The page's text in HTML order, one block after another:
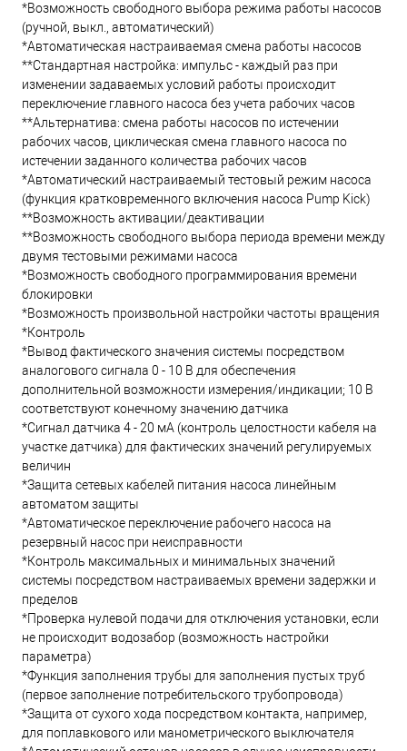
*Возможность свободного выбора режима работы насосов
(ручной, выкл., автоматический)
*Автоматическая настраиваемая смена работы насосов
**Стандартная настройка: импульс - каждый раз при
изменении задаваемых условий работы происходит
переключение главного насоса без учета рабочих часов
**Альтернатива: смена работы насосов по истечении
рабочих часов, циклическая смена главного насоса по
истечении заданного количества рабочих часов
*Автоматический настраиваемый тестовый режим насоса
(функция кратковременного включения насоса Pump Kick)
**Возможность активации/деактивации
**Возможность свободного выбора периода времени между
двумя тестовыми режимами насоса
*Возможность свободного программирования времени
блокировки
*Возможность произвольной настройки частоты вращения
*Контроль
*Вывод фактического значения системы посредством
аналогового сигнала 0 - 10 В для обеспечения
дополнительной возможности измерения/индикации; 10 В
соответствуют конечному значению датчика
*Сигнал датчика 4 - 20 мА (контроль целостности кабеля на
участке датчика) для фактических значений регулируемых
величин
*Защита сетевых кабелей питания насоса линейным
автоматом защиты
*Автоматическое переключение рабочего насоса на
резервный насос при неисправности
*Контроль максимальных и минимальных значений
системы посредством настраиваемых времени задержки и
пределов
*Проверка нулевой подачи для отключения установки, если
не происходит водозабор (возможность настройки
параметра)
*Функция заполнения трубы для заполнения пустых труб
(первое заполнение потребительского трубопровода)
*Защита от сухого хода посредством контакта, например,
для поплавкового или манометрического выключателя